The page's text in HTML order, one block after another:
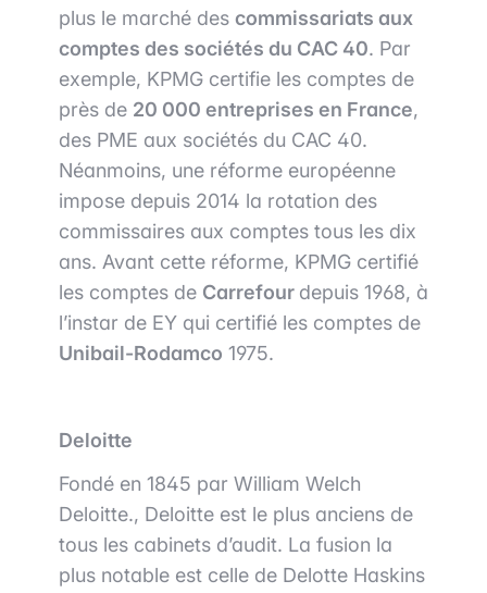
plus le marché des commissariats aux
comptes des sociétés du CAC 40. Par
exemple, KPMG certifie les comptes de
près de 20 000 entreprises en France,
des PME aux sociétés du CAC 40.
Néanmoins, une réforme européenne
impose depuis 2014 la rotation des
commissaires aux comptes tous les dix
ans. Avant cette réforme, KPMG certifié
les comptes de Carrefour depuis 1968, à
l’instar de EY qui certifié les comptes de
Unibail-Rodamco 1975.
Deloitte
Fondé en 1845 par William Welch
Deloitte., Deloitte est le plus anciens de
tous les cabinets d’audit. La fusion la
plus notable est celle de Delotte Haskins